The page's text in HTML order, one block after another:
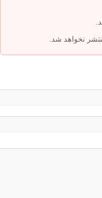
نخواهد شد.